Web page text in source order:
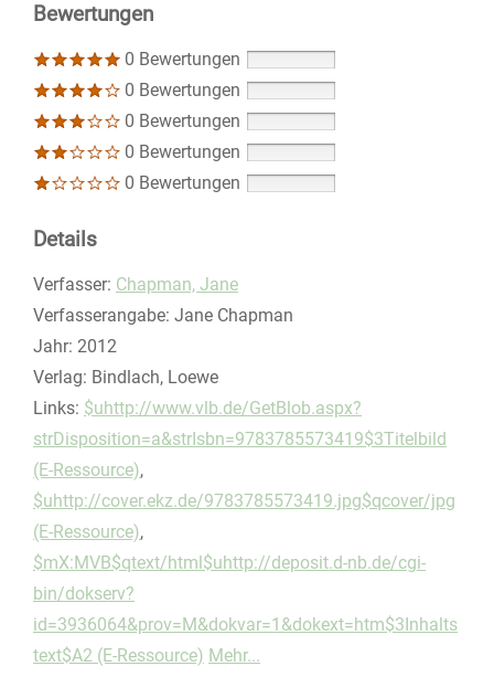
Bewertungen
0 Bewertungen
0 Bewertungen
0 Bewertungen
0 Bewertungen
0 Bewertungen
Details
Verfasser: Suche nach diesem Verfasser
Chapman, Jane
Verfasserangabe: Jane Chapman
Jahr: 2012
Verlag: Bindlach, Loewe
opens in new tab
Links: Diesen Link in neuem Tab öffnen
$uhttp://www.vlb.de/GetBlob.aspx?
strDisposition=a&strIsbn=9783785573419$3Titelbild
(E-Ressource),
$uhttp://cover.ekz.de/9783785573419.jpg$qcover/jpg
(E-Ressource),
$mX:MVB$qtext/html$uhttp://deposit.d-nb.de/cgi-
bin/dokserv?
id=3936064&prov=M&dokvar=1&dokext=htm$3Inhalts
text$A2 (E-Ressource) Mehr...